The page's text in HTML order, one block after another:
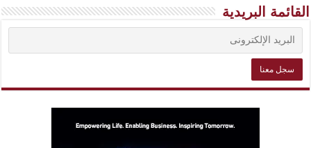
القائمة البريدية